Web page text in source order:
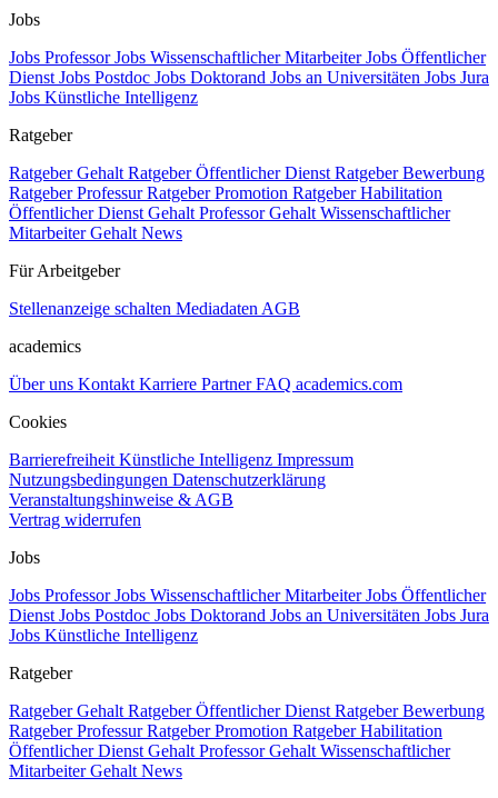
Jobs
Jobs ProfessorJobs Wissenschaftlicher MitarbeiterJobs Öffentlicher
Dienst Jobs Postdoc Jobs Doktorand Jobs an Universitäten Jobs Jura
Jobs Künstliche Intelligenz
Ratgeber
Ratgeber Gehalt Ratgeber Öffentlicher Dienst Ratgeber Bewerbung
Ratgeber ProfessurRatgeber Promotion Ratgeber Habilitation
Öffentlicher Dienst Gehalt Professor Gehalt Wissenschaftlicher
Mitarbeiter Gehalt News
Für Arbeitgeber
Stellenanzeige schalten Mediadaten AGB
academics
Über uns Kontakt Karriere PartnerFAQ academics.com
Cookies
Barrierefreiheit Künstliche Intelligenz Impressum
Nutzungsbedingungen Datenschutzerklärung
Veranstaltungshinweise & AGB
Vertrag widerrufen
Jobs
Jobs ProfessorJobs Wissenschaftlicher MitarbeiterJobs Öffentlicher
Dienst Jobs Postdoc Jobs Doktorand Jobs an Universitäten Jobs Jura
Jobs Künstliche Intelligenz
Ratgeber
Ratgeber Gehalt Ratgeber Öffentlicher Dienst Ratgeber Bewerbung
Ratgeber ProfessurRatgeber Promotion Ratgeber Habilitation
Öffentlicher Dienst Gehalt Professor Gehalt Wissenschaftlicher
Mitarbeiter Gehalt News